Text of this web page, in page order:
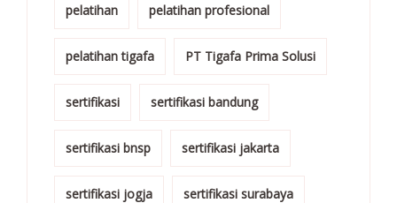
pelatihan pelatihan profesional
pelatihan tigafa PT Tigafa Prima Solusi
sertifikasi sertifikasi bandung
sertifikasi bnsp sertifikasi jakarta
sertifikasi jogja sertifikasi surabaya